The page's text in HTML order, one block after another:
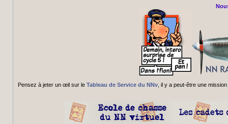
Pensez à jeter un œil sur le Tableau de Service du NNv, il y a peut-être une